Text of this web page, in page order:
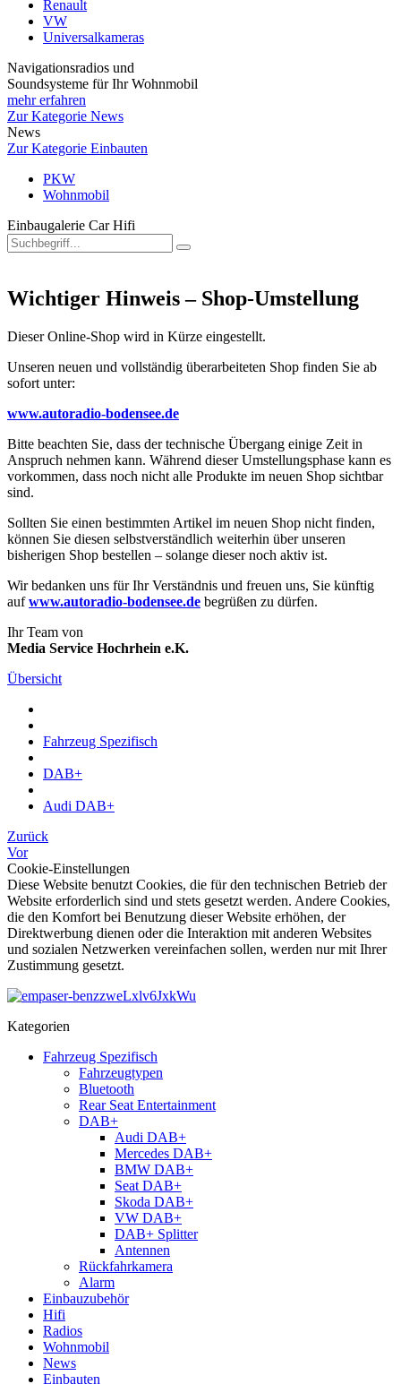
Renault
VW
Universalkameras
Navigationsradios und
Soundsysteme für Ihr Wohnmobil
mehr erfahren
Zur Kategorie News
News
Zur Kategorie Einbauten
PKW
Wohnmobil
Einbaugalerie Car Hifi
Wichtiger Hinweis – Shop-Umstellung
Dieser Online-Shop wird in Kürze eingestellt.
Unseren neuen und vollständig überarbeiteten Shop finden Sie ab
sofort unter:
www.autoradio-bodensee.de
Bitte beachten Sie, dass der technische Übergang einige Zeit in
Anspruch nehmen kann. Während dieser Umstellungsphase kann es
vorkommen, dass noch nicht alle Produkte im neuen Shop sichtbar
sind.
Sollten Sie einen bestimmten Artikel im neuen Shop nicht finden,
können Sie diesen selbstverständlich weiterhin über unseren
bisherigen Shop bestellen – solange dieser noch aktiv ist.
Wir bedanken uns für Ihr Verständnis und freuen uns, Sie künftig
aufwww.autoradio-bodensee.de begrüßen zu dürfen.
Ihr Team von
Media Service Hochrhein e.K.
Übersicht
Fahrzeug Spezifisch
DAB+
Audi DAB+
Zurück
Vor
Cookie-Einstellungen
Diese Website benutzt Cookies, die für den technischen Betrieb der
Website erforderlich sind und stets gesetzt werden. Andere Cookies,
die den Komfort bei Benutzung dieser Website erhöhen, der
Direktwerbung dienen oder die Interaktion mit anderen Websites
und sozialen Netzwerken vereinfachen sollen, werden nur mit Ihrer
Zustimmung gesetzt.
Kategorien
Fahrzeug Spezifisch
Fahrzeugtypen
Bluetooth
Rear Seat Entertainment
DAB+
Audi DAB+
Mercedes DAB+
BMW DAB+
Seat DAB+
Skoda DAB+
VW DAB+
DAB+ Splitter
Antennen
Rückfahrkamera
Alarm
Einbauzubehör
Hifi
Radios
Wohnmobil
News
Einbauten